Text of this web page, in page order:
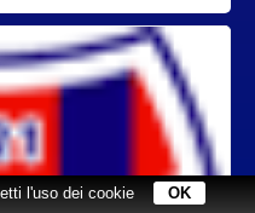
l'uso dei cookie OK